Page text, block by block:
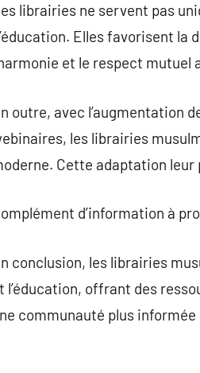
librairies ne servent pas
Elles favorisent
et le respect mutuel
outre, avec l’augmentation
les librairies
Cette adaptation
d’information à
conclusion, les librairies
l’éducation, offrant des
communauté plus